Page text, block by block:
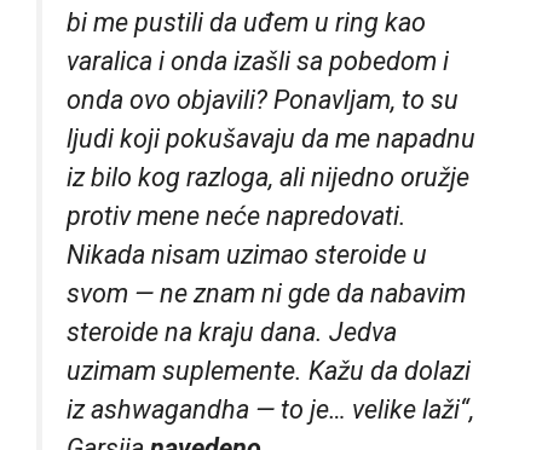
bi me pustili da uđem u ring kao
varalica i onda izašli sa pobedom i
onda ovo objavili? Ponavljam, to su
ljudi koji pokušavaju da me napadnu
iz bilo kog razloga, ali nijedno oružje
protiv mene neće napredovati.
Nikada nisam uzimao steroide u
svom — ne znam ni gde da nabavim
steroide na kraju dana. Jedva
uzimam suplemente. Kažu da dolazi
iz ashwagandha — to je… velike laži“,